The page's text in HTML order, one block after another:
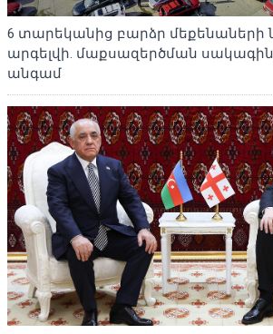
6 տարեկանից բարձր մեքենաների
արգելվի. մաքսազերծման
անգամ